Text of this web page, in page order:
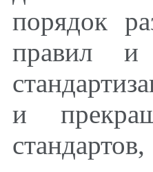
порядок
правил и
и